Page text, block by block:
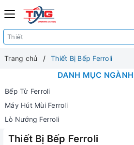
Trang chủ Thiết Bị Bếp Ferroli
DANH MỤC
Bếp Từ Ferroli
Máy Hút Mùi Ferroli
Lò Nướng Ferroli
Thiết Bị Bếp Ferroli